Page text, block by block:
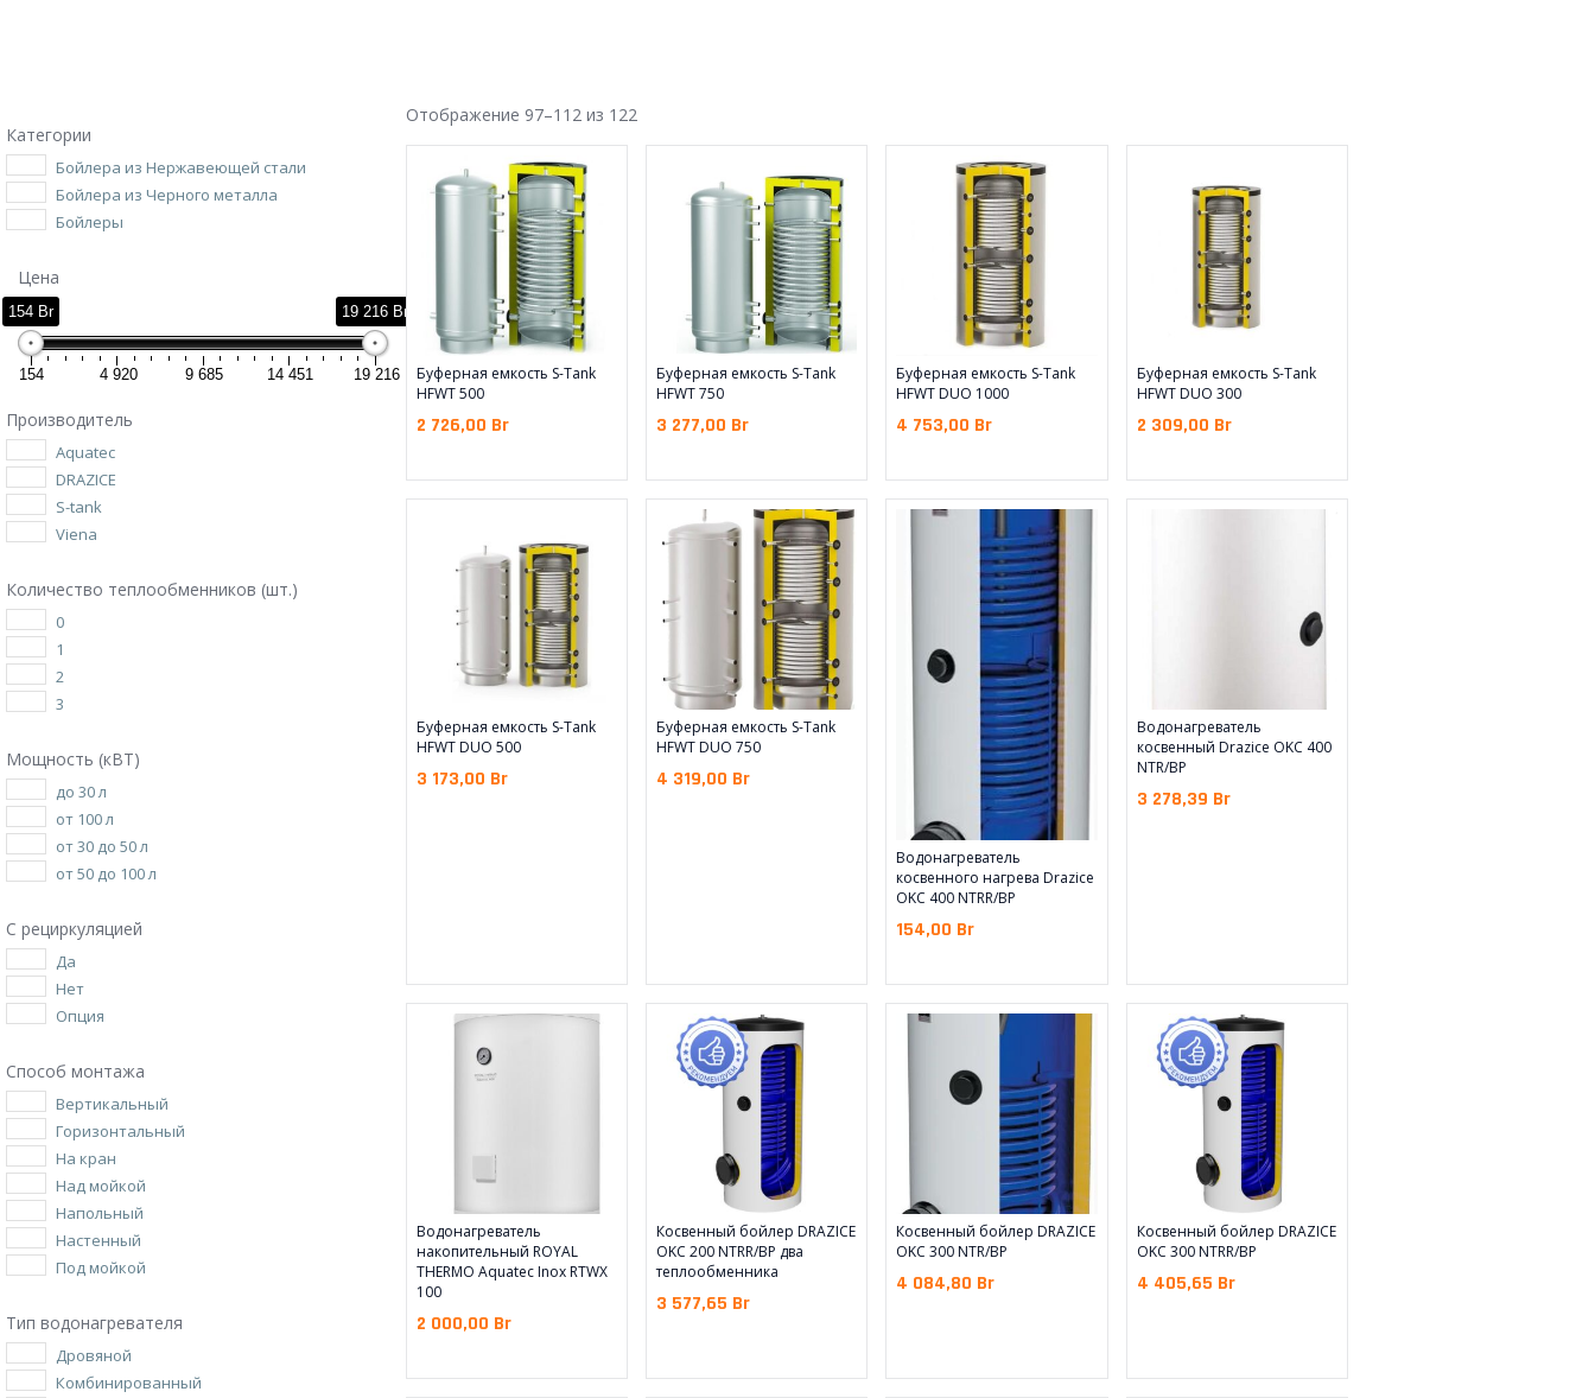
Категории
Бойлера из Нержавеющей стали
Бойлера из Черного металла
Бойлеры
Цена
154 Br 19 216 Br
154 4 920 9 685 14 451 19 216
Производитель
Aquatec
DRAZICE
S-tank
Viena
Количество теплообменников (шт.)
0
1
2
3
Мощность (кВТ)
до 30 л
от 100 л
от 30 до 50 л
от 50 до 100 л
С рециркуляцией
Да
Нет
Опция
Способ монтажа
Вертикальный
Горизонтальный
На кран
Над мойкой
Напольный
Настенный
Под мойкой
Тип водонагревателя
Дровяной
Комбинированный
Отображение 97–112 из 122
Буферная емкость S-Tank
HFWT 500
2 726,00 Br
Буферная емкость S-Tank
HFWT 750
3 277,00 Br
Буферная емкость S-Tank
HFWT DUO 1000
4 753,00 Br
Буферная емкость S-Tank
HFWT DUO 300
2 309,00 Br
Буферная емкость S-Tank
HFWT DUO 500
3 173,00 Br
Буферная емкость S-Tank
HFWT DUO 750
4 319,00 Br
Водонагреватель
косвенного нагрева Drazice
OKC 400 NTRR/BP
154,00 Br
Водонагреватель
косвенный Drazice OKC 400
NTR/BP
3 278,39 Br
Водонагреватель
накопительный ROYAL
THERMO Aquatec Inox RTWX
100
2 000,00 Br
Косвенный бойлер DRAZICE
OKC 200 NTRR/BP два
теплообменника
3 577,65 Br
Косвенный бойлер DRAZICE
OKC 300 NTR/BP
4 084,80 Br
Косвенный бойлер DRAZICE
OKC 300 NTRR/BP
4 405,65 Br